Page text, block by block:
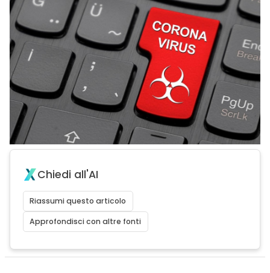
Chiedi all'AI
Riassumi questo articolo
Approfondisci con altre fonti